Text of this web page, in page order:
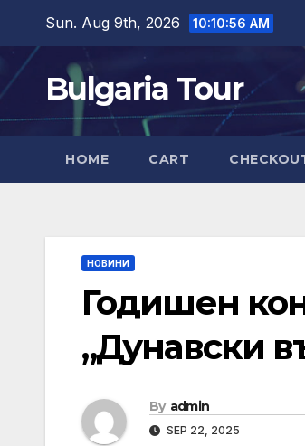
content
Sun. Aug 9th, 2026 10:10:58 AM
Bulgaria Tour
HOME CART
НОВИНИ
Годишен
„Дунавски
By admin
SEP 22, 2025